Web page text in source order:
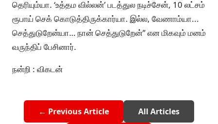
தெரியும்யா. ‘உத்தம வில்லன்’ படத்துல நடிச்சேன், 10 லட்சம்
ரூபாய் செக் கொடுத்திருக்கார்யா. இல்ல, வேணாம்யா...
செத்துடுறேன்யா… நான் செத்துடுறேன்’’ என மிகவும் மனம்
வருந்திப் பேசினார்.
நன்றி : விகடன்
← Previous Article All Articles